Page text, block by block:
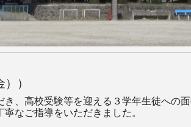
）
、高校受験等を迎える３学年生徒への
なご指導をいただきました。